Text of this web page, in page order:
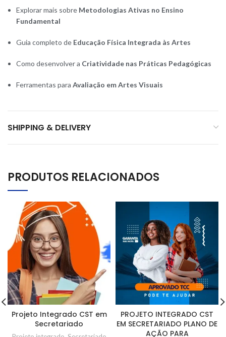
Explorar mais sobre Metodologias Ativas no Ensino
Fundamental
Guia completo de Educação Física Integrada às Artes
Como desenvolver a Criatividade nas Práticas Pedagógicas
Ferramentas para Avaliação em Artes Visuais
SHIPPING & DELIVERY
PRODUTOS RELACIONADOS
Projeto Integrado CST em
Secretariado
PROJETO INTEGRADO CST
EM SECRETARIADO PLANO DE
AÇÃO PARA